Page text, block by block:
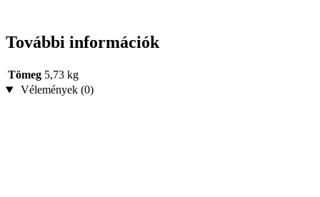
További információk
Tömeg 5,73 kg
Vélemények (0)